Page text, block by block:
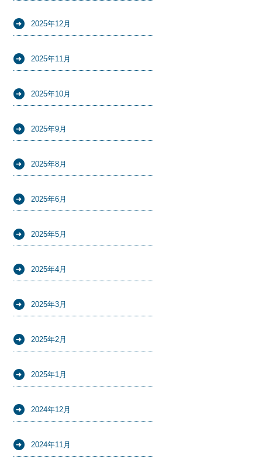
2025年12月
2025年11月
2025年10月
2025年9月
2025年8月
2025年6月
2025年5月
2025年4月
2025年3月
2025年2月
2025年1月
2024年12月
2024年11月